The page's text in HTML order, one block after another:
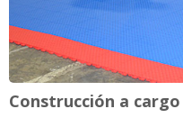
Construcción a